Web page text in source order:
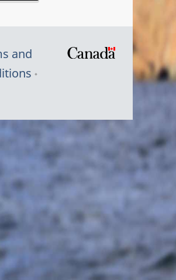
and
Symbole
Canada